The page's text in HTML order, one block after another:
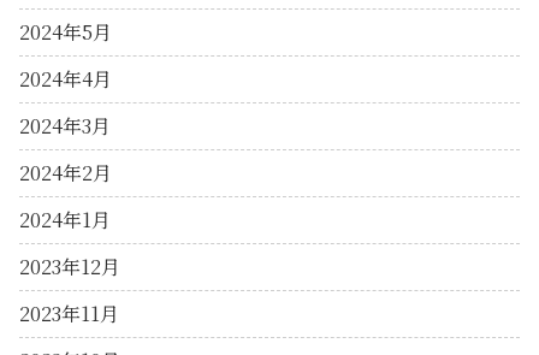
2024年5月
2024年4月
2024年3月
2024年2月
2024年1月
2023年12月
2023年11月